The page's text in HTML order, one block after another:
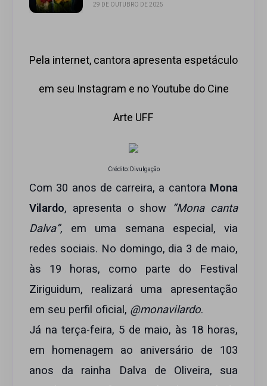
29 DE OUTUBRO DE 2025
Pela internet, cantora apresenta espetáculo
em seu Instagram e no Youtube do Cine
Arte UFF
Crédito: Divulgação
Com 30 anos de carreira, a cantora Mona
Vilardo, apresenta o show “Mona canta
Dalva”, em uma semana especial, via
redes sociais. No domingo, dia 3 de maio,
às 19 horas, como parte do Festival
Ziriguidum, realizará uma apresentação
em seu perfil oficial, @monavilardo.
Já na terça-feira, 5 de maio, às 18 horas,
em homenagem ao aniversário de 103
anos da rainha Dalva de Oliveira, sua